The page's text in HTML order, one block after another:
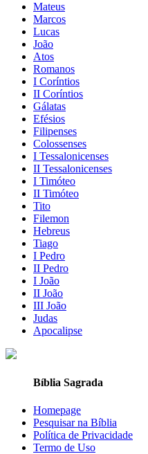
Mateus
Marcos
Lucas
João
Atos
Romanos
I Coríntios
II Coríntios
Gálatas
Efésios
Filipenses
Colossenses
I Tessalonicenses
II Tessalonicenses
I Timóteo
II Timóteo
Tito
Filemon
Hebreus
Tiago
I Pedro
II Pedro
I João
II João
III João
Judas
Apocalipse
Bíblia Sagrada
Homepage
Pesquisar na Bíblia
Política de Privacidade
Termo de Uso